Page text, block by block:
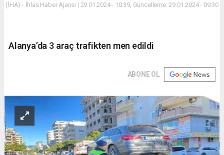
(İHA) - İhlas Haber Ajansı | 29.01.2024 - 10:39, Güncelleme: 29.01.2024 - 09:30
Alanya’da 3 araç trafikten men edildi
ABONE OL